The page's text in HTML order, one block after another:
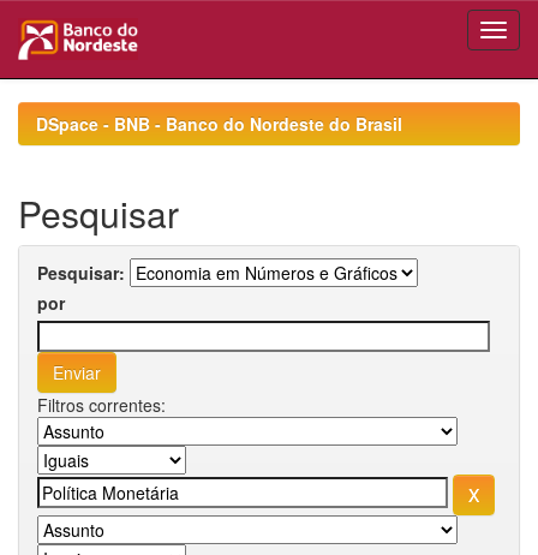
navigationDSpace - BNB - Banco do Nordeste do Brasil
Pesquisar
Pesquisar:
por
Filtros correntes: